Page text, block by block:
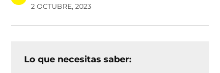
2 OCTUBRE, 2023
Lo que necesitas saber: